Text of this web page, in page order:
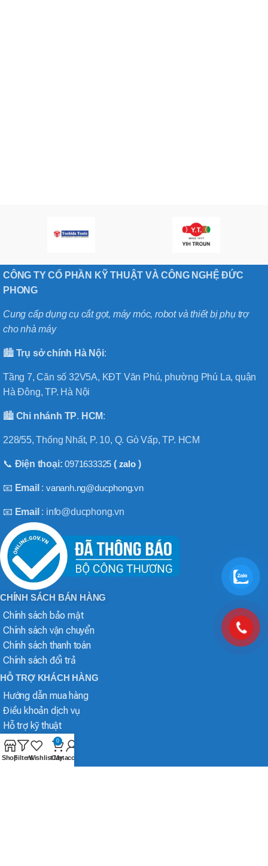
CÔNG TY CỔ PHẦN KỸ THUẬT VÀ CÔNG NGHỆ ĐỨC
PHONG
Cung cấp dụng cụ cắt gọt, máy móc, robot và thiết bị phụ trợ
cho nhà máy
🏙️ Trụ sở chính Hà Nội:
Tầng 7, Căn số 32V5A, KĐT Văn Phú, phường Phú La, quận
Hà Đông, TP. Hà Nội
🏙️ Chi nhánh TP. HCM:
228/55, Thống Nhất, P. 10, Q. Gò Vấp, TP. HCM
📞 Điện thoại:0971633325 ( zalo)
📧 Email :vananh.ng@ducphong.vn
📧 Email : info@ducphong.vn
CHÍNH SÁCH BÁN HÀNG
Chính sách bảo mật
Chính sách vận chuyển
Chính sách thanh toán
Chính sách đổi trả
HỖ TRỢ KHÁCH HÀNG
Hướng dẫn mua hàng
Điều khoản dịch vụ
Hỗ trợ kỹ thuật
ShopFiltersWishlist
0
Cart
My account